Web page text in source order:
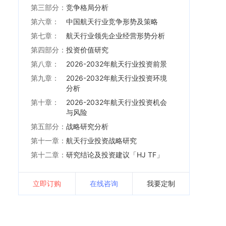
第三部分： 竞争格局分析
第六章：
中国航天行业竞争形势及策略
第七章：
航天行业领先企业经营形势分析
第四部分： 投资价值研究
第八章：
2026-2032年航天行业投资前景
第九章：
2026-2032年航天行业投资环境
分析
第十章：
2026-2032年航天行业投资机会
与风险
第五部分： 战略研究分析
第十一章： 航天行业投资战略研究
第十二章： 研究结论及投资建议「HJ TF」
立即订购 在线咨询 我要定制